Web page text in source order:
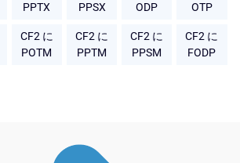
PPTX
PPSX
ODP
OTP
CF2 に
POTM
CF2 に
PPTM
CF2 に
PPSM
CF2 に
FODP